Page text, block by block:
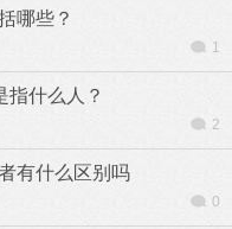
哪些？
1
指什么人？
2
有什么区别吗
0